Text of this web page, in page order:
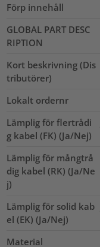
Förp innehåll
GLOBAL PART DESC
RIPTION
Kort beskrivning (Dis
tributörer)
Lokalt ordernr
Lämplig för flertrådi
g kabel (FK) (Ja/Nej)
Lämplig för mångtrå
dig kabel (RK) (Ja/Ne
j)
Lämplig för solid kab
el (EK) (Ja/Nej)
Material